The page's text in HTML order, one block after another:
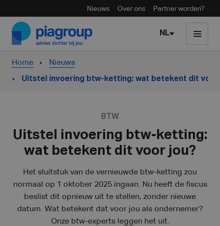
Nieuws Over ons Partner worden?
Skip to content
NL
Home Nieuws
Uitstel invoering btw-ketting: wat betekent dit voor
BTW
Uitstel invoering btw-ketting:
wat betekent dit voor jou?
Het sluitstuk van de vernieuwde btw-ketting zou
normaal op 1 oktober 2025 ingaan. Nu heeft de fiscus
beslist dit opnieuw uit te stellen, zonder nieuwe
datum. Wat betekent dat voor jou als ondernemer?
Onze btw-experts leggen het uit.